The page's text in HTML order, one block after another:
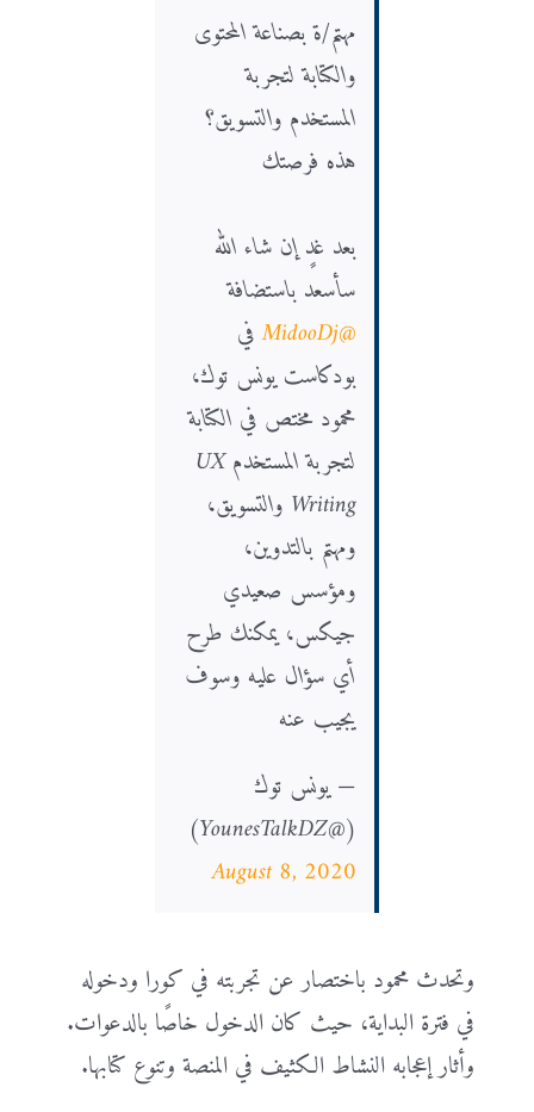
مهتم/ة بصناعة المحتوى
والكتابة لتجربة
المستخدم والتسويق؟
هذه فرصتك
بعد غدٍ إن شاء الله
سأسعد باستضافة
@MidooDj
في
بودكاست يونس توك،
محمود مختص في الكتابة
لتجربة المستخدم UX
Writing والتسويق،
ومهتم بالتدوين،
ومؤسس صعيدي
جيكس، يمكنك طرح
أي سؤال عليه وسوف
يجيب عنه
— يونس توك
(@YounesTalkDZ)
August 8, 2020
وتحدث محمود باختصار عن تجربته في كورا ودخوله
في فترة البداية، حيث كان الدخول خاصًا بالدعوات.
وأثار إعجابه النشاط الكثيف في المنصة وتنوع كتابها.